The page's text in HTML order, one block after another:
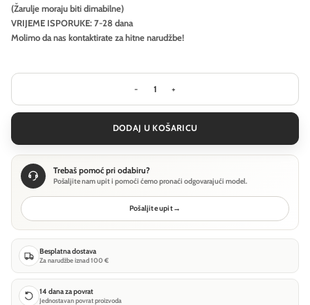
(Žarulje moraju biti dimabilne)
VRIJEME ISPORUKE: 7-28 dana
Molimo da nas kontaktirate za hitne narudžbe!
Stolna lampa Ideal Lux FIRENZE
DODAJ U KOŠARICU
Trebaš pomoć pri odabiru?
Pošaljite nam upit i pomoći ćemo pronaći odgovarajući model.
Pošaljite upit→
Besplatna dostava
Za narudžbe iznad 100 €
14 dana za povrat
Jednostavan povrat proizvoda